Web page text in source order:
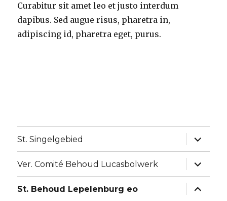
Curabitur sit amet leo et justo interdum
dapibus. Sed augue risus, pharetra in,
adipiscing id, pharetra eget, purus.
St. Singelgebied
Alles
Ver. Comité Behoud Lucasbolwerk
Alles
St. Behoud Lepelenburg eo
Alles